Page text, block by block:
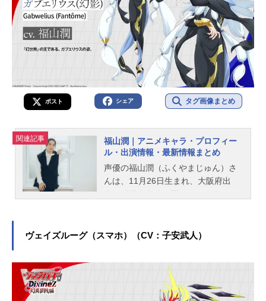
ポスト シェア タグ画像まとめ
関連記事
福山潤｜アニメキャラ・プロフィー
ル・出演情報・最新情報まとめ
声優の福山潤（ふくやまじゅん）さ
んは、11月26日生まれ、大阪府出
ーを多く演じています。こちらで
ヴェイズルーグ（スマホ）（CV：子安武人）